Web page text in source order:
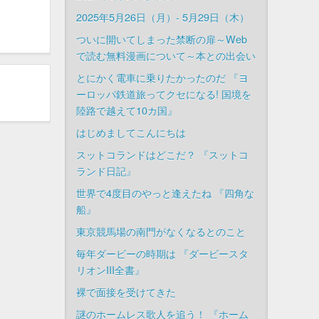
2025年5月26日（月）- 5月29日（木）
ついに開いてしまった禁断の扉～Web
で読む無料漫画について～本との出会い
とにかく電車に乗りたかったのだ 『ヨ
ーロッパ鉄道旅ってクセになる! 国境を
陸路で越えて10カ国』
はじめましてこんにちは
スットコランドはどこだ？ 『スットコ
ランド日記』
世界で4度目のやっと逢えたね 『四角な
船』
東京競馬場の南門がなくなるとのこと
毎年ダービーの時期は 『ダービースタ
リオンIII全書』
裸で面接を受けてきた
謎のホームレス歌人を追う！ 『ホーム